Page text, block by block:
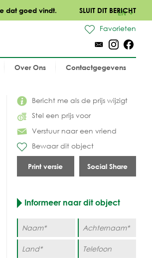
dat goed vindt. SLUIT DIT BERICHT
EN
Favorieten
Over Ons Contactgegevens
Bericht me als de prijs wijzigt
Stel een prijs voor
Verstuur naar een vriend
Bewaar dit object
Print versie Social Share
Informeer naar dit object